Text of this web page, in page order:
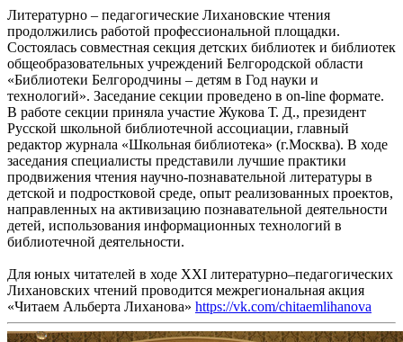
Литературно – педагогические Лихановские чтения
продолжились работой профессиональной площадки.
Состоялась совместная секция детских библиотек и библиотек
общеобразовательных учреждений Белгородской области
«Библиотеки Белгородчины – детям в Год науки и
технологий». Заседание секции проведено в on-line формате.
В работе секции приняла участие Жукова Т. Д., президент
Русской школьной библиотечной ассоциации, главный
редактор журнала «Школьная библиотека» (г.Москва). В ходе
заседания специалисты представили лучшие практики
продвижения чтения научно-познавательной литературы в
детской и подростковой среде, опыт реализованных проектов,
направленных на активизацию познавательной деятельности
детей, использования информационных технологий в
библиотечной деятельности.
Для юных читателей в ходе XXI литературно–педагогических
Лихановских чтений проводится межрегиональная акция
«Читаем Альберта Лиханова» https://vk.com/chitaemlihanova